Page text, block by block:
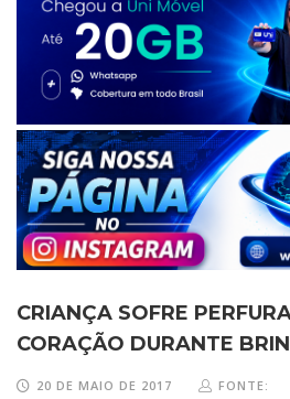
CRIANÇA SOFRE
CORAÇÃO DURANTE
20 DE MAIO DE 2017 FONTE: